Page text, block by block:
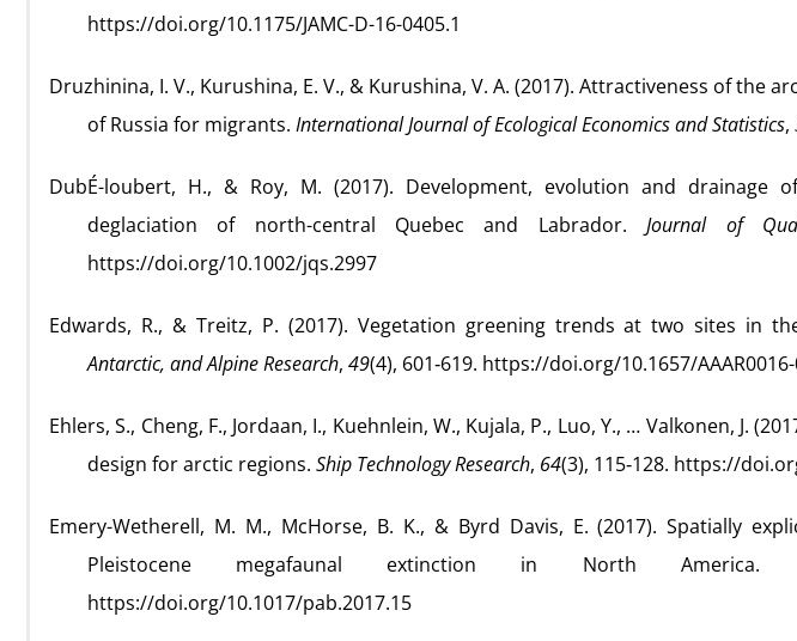
https://doi.org/10.1175/JAMC-D-16-0405.1
Druzhinina, I. V., Kurushina, E. V., & Kurushina, V. A. (2017). Attractiveness of the
of Russia for migrants. International Journal of Ecological Economics and Statistics,
DubÉ-loubert, H., & Roy, M. (2017). Development, evolution and drainage
deglaciation of north-central Quebec and Labrador.Journal of
https://doi.org/10.1002/jqs.2997
Edwards, R., & Treitz, P. (2017). Vegetation greening trends at two sites in
Antarctic, and Alpine Research, 49(4), 601‑619. https://doi.org/10.1657/
Ehlers, S., Cheng, F., Jordaan, I., Kuehnlein, W., Kujala, P., Luo, Y., … Valkonen, J.
design for arctic regions. Ship Technology Research, 64(3), 115‑128. https://
Emery-Wetherell, M. M., McHorse, B. K., & Byrd Davis, E. (2017). Spatially
Pleistocene megafaunal extinction in North America.
https://doi.org/10.1017/pab.2017.15